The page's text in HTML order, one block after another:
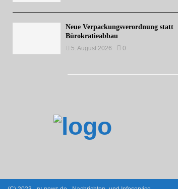
Neue Verpackungsverordnung statt
Bürokratieabbau
5. August 2026 0